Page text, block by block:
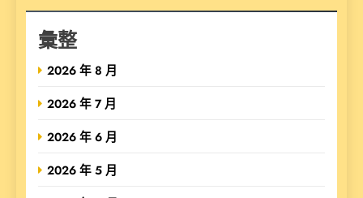
彙整
2026 年 8 月
2026 年 7 月
2026 年 6 月
2026 年 5 月